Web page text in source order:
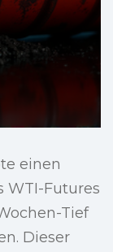
einen
WTI-Futures
Tief
Dieser